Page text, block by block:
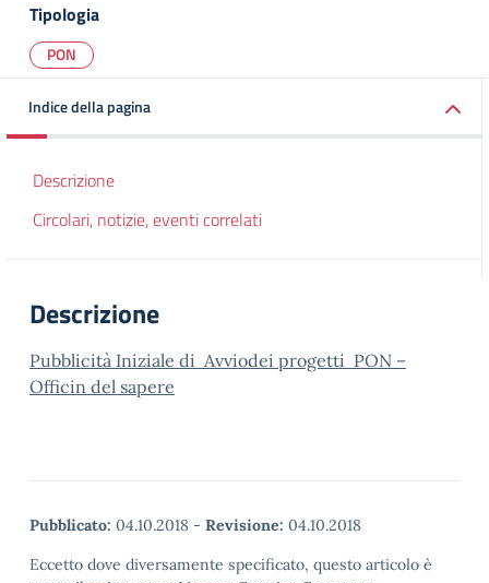
Tipologia
PON
Indice della pagina
Descrizione
Circolari, notizie, eventi correlati
Descrizione
Pubblicità Iniziale di Avviodei progetti PON –
Officin del sapere
Pubblicato: 04.10.2018 - Revisione: 04.10.2018
Eccetto dove diversamente specificato, questo articolo è